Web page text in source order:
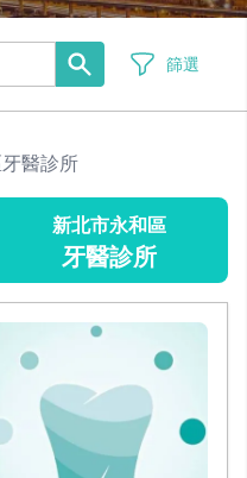
篩選
醫診所
新北市永和區
牙醫診所